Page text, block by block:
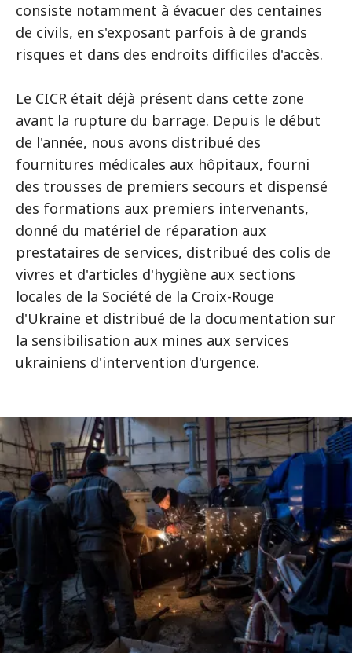
consiste notamment à évacuer des centaines
de civils, en s'exposant parfois à de grands
risques et dans des endroits difficiles d'accès.
Le CICR était déjà présent dans cette zone
avant la rupture du barrage. Depuis le début
de l'année, nous avons distribué des
fournitures médicales aux hôpitaux, fourni
des trousses de premiers secours et dispensé
des formations aux premiers intervenants,
donné du matériel de réparation aux
prestataires de services, distribué des colis de
vivres et d'articles d'hygiène aux sections
locales de la Société de la Croix-Rouge
d'Ukraine et distribué de la documentation sur
la sensibilisation aux mines aux services
ukrainiens d'intervention d'urgence.